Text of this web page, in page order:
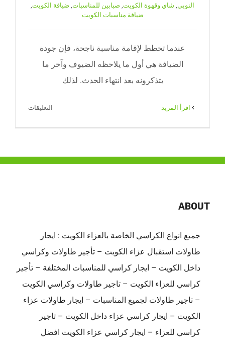
النوبي شاي وقهوة الكويت صبابين للمناسبات ضيافة الكويت
ضيافة مناسبات الكويت
عندما تخطط لإقامة مناسبة ناجحة، فإن جودة
الضيافة هي أول ما يلاحظه الضيوف وآخر ما
يتذكرونه بعد انتهاء الحدث. لذلك
التعليقات
مغلقة
ABOUT
جميع انواع الكراسي الخاصة بالعزاء الكويت : ايجار
طاولات استقبال عزاء الكويت – تأجير طاولات وكراسي
داخل الكويت – ايجار كراسي للمناسبات المختلفة – تأجير
كراسي للعزاء الكويت – تاجير طاولات وكراسي الكويت
– تاجير طاولات لجميع المناسبات – ايجار طاولات عزاء
الكويت – ايجار كراسي عزاء داخل الكويت – تاجير
كراسي للعزاء – ايجار كراسي عزاء الكويت افضل